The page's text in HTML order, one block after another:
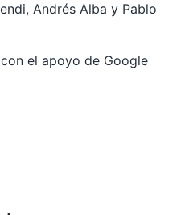
Andrés Alba y Pablo
con el apoyo de Google